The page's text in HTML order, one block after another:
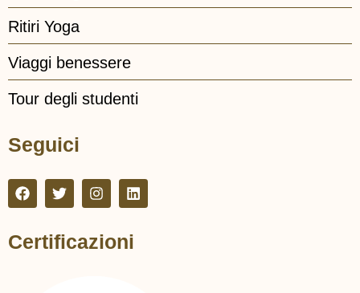
Ritiri Yoga
Viaggi benessere
Tour degli studenti
Seguici
Certificazioni